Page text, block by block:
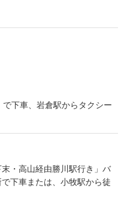
下車、岩倉駅からタクシー
・高山経由勝川駅行き」バ
下車または、小牧駅から徒